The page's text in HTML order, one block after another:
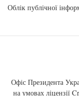
Облік публічної
Офіс Президента
на умовах ліцензії